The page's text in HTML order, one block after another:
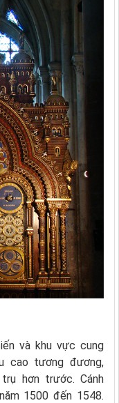
và khu vực cung
cao tương đương,
hơn trước. Cánh
1500 đến 1548.